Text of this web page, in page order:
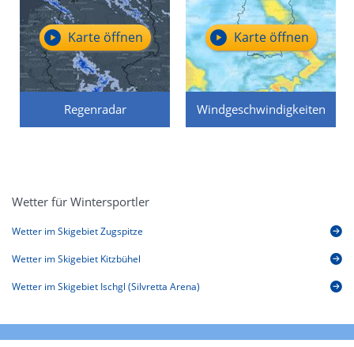
Regenradar
Karte öffnen
Windgeschwindigkeiten
Karte öffnen
Wetter für Wintersportler
Wetter im Skigebiet Zugspitze
Wetter im Skigebiet Kitzbühel
Wetter im Skigebiet Ischgl (Silvretta Arena)